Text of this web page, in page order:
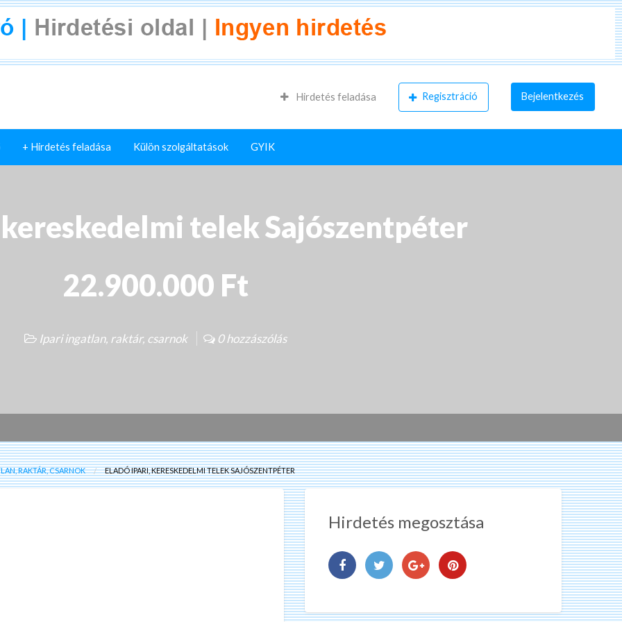
Hirdetés feladása Regisztráció Bejelentkezés
+ Hirdetés feladása Külön szolgáltatások GYIK
telek Sajószentpéter
22.900.000 Ft
Ipari ingatlan, raktár, csarnok 0 hozzászólás
RAKTÁR, CSARNOK ELADÓ IPARI, KERESKEDELMI TELEK SAJÓSZENTPÉTER
Hirdetés megosztása